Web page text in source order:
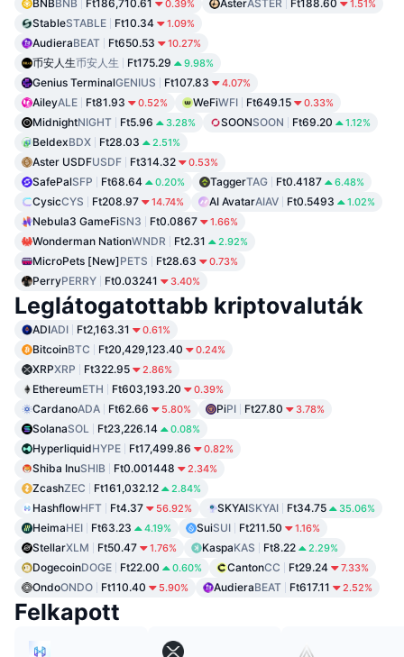
BNBBNB Ft186,710.61 0.39% AsterASTER Ft188.60 1.51%
StableSTABLE Ft10.34 1.09%
AudieraBEAT Ft650.53 10.27%
币安人生币安人生 Ft175.29 9.98%
Genius TerminalGENIUS Ft107.83 4.07%
AileyALE Ft81.93 0.52% WeFiWFI Ft649.15 0.33%
MidnightNIGHT Ft5.96 3.28% SOONSOON Ft69.20 1.12%
BeldexBDX Ft28.03 2.51%
Aster USDFUSDF Ft314.32 0.53%
SafePalSFP Ft68.64 0.20% TaggerTAG Ft0.4187 6.48%
CysicCYS Ft208.97 14.74% AI AvatarAIAV Ft0.5493 1.02%
Nebula3 GameFiSN3 Ft0.0867 1.66%
Wonderman NationWNDR Ft2.31 2.92%
MicroPets [New]PETS Ft28.63 0.73%
PerryPERRY Ft0.03241 3.40%
Leglátogatottabb kriptovaluták
ADIADI Ft2,163.31 0.61%
BitcoinBTC Ft20,429,123.40 0.24%
XRPXRP Ft322.95 2.86%
EthereumETH Ft603,193.20 0.39%
CardanoADA Ft62.66 5.80% PiPI Ft27.80 3.78%
SolanaSOL Ft23,226.14 0.08%
HyperliquidHYPE Ft17,499.86 0.82%
Shiba InuSHIB Ft0.001448 2.34%
ZcashZEC Ft161,032.12 2.84%
HashflowHFT Ft4.37 56.92% SKYAISKYAI Ft34.75 35.06%
HeimaHEI Ft63.23 4.19% SuiSUI Ft211.50 1.16%
StellarXLM Ft50.47 1.76% KaspaKAS Ft8.22 2.29%
DogecoinDOGE Ft22.00 0.60% CantonCC Ft29.24 7.33%
OndoONDO Ft110.40 5.90% AudieraBEAT Ft617.11 2.52%
Felkapott